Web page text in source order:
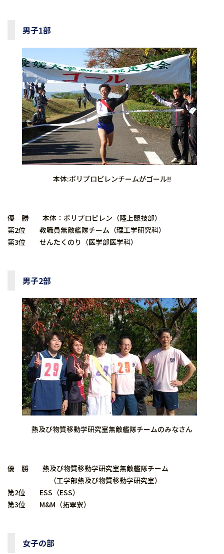
男子1部
本体:ポリプロピレンチームがゴール!!
優 勝 本体：ポリプロピレン（陸上競技部）
第2位 教職員無敵艦隊チーム（理工学研究科）
第3位 せんたくのり（医学部医学科）
男子2部
熱及び物質移動学研究室無敵艦隊チームのみなさん
優 勝 熱及び物質移動学研究室無敵艦隊チーム
（工学部熱及び物質移動学研究室）
第2位 ESS（ESS）
第3位 M&M（拓翠寮）
女子の部